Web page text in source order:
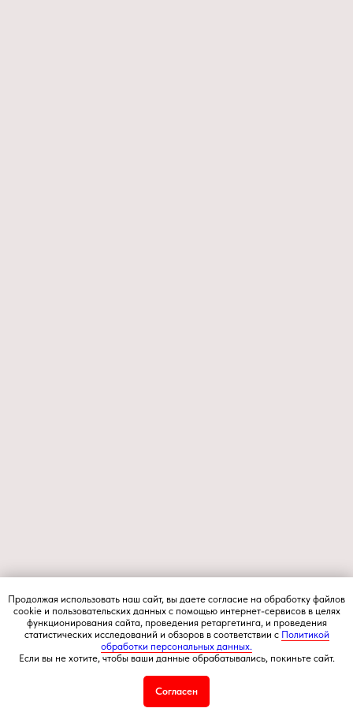
Продолжая использовать наш сайт, вы даете согласие на обработку файлов
cookie и пользовательских данных с помощью интернет-сервисов в целях
функционирования сайта, проведения ретаргетинга, и проведения
статистических исследований и обзоров в соответствии с Политикой
обработки персональных данных.
Если вы не хотите, чтобы ваши данные обрабатывались, покиньте сайт.
Согласен